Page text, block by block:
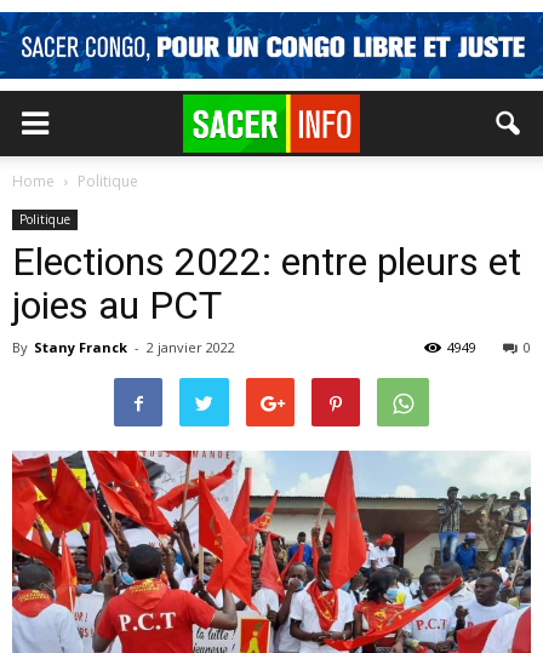
Home Politique
Politique
Elections 2022: entre pleurs et
joies au PCT
By Stany Franck - 2 janvier 2022 0
4949